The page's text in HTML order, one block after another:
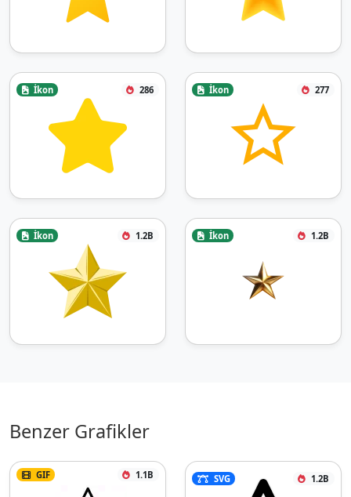
İkon 286 İkon 277
İkon 1.2B İkon 1.2B
Benzer Grafikler
GIF 1.1B SVG 1.2B